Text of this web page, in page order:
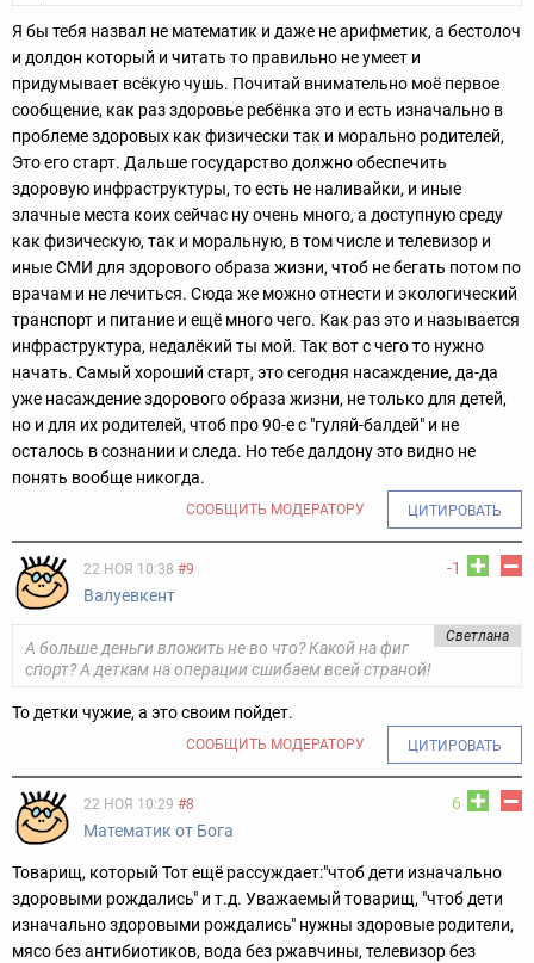
Я бы тебя назвал не математик и даже не арифметик, а бестолоч
и долдон который и читать то правильно не умеет и
придумывает всёкую чушь. Почитай внимательно моё первое
сообщение, как раз здоровье ребёнка это и есть изначально в
проблеме здоровых как физически так и морально родителей,
Это его старт. Дальше государство должно обеспечить
здоровую инфраструктуры, то есть не наливайки, и иные
злачные места коих сейчас ну очень много, а доступную среду
как физическую, так и моральную, в том числе и телевизор и
иные СМИ для здорового образа жизни, чтоб не бегать потом по
врачам и не лечиться. Сюда же можно отнести и экологический
транспорт и питание и ещё много чего. Как раз это и называется
инфраструктура, недалёкий ты мой. Так вот с чего то нужно
начать. Самый хороший старт, это сегодня насаждение, да-да
уже насаждение здорового образа жизни, не только для детей,
но и для их родителей, чтоб про 90-е с "гуляй-балдей" и не
осталось в сознании и следа. Но тебе далдону это видно не
понять вообще никогда.
СООБЩИТЬ МОДЕРАТОРУ ЦИТИРОВАТЬ
-1
22 НОЯ 10:38 #9
Валуевкент
Светлана
А больше деньги вложить не во что? Какой на фиг
спорт? А деткам на операции сшибаем всей страной!
То детки чужие, а это своим пойдет.
СООБЩИТЬ МОДЕРАТОРУ ЦИТИРОВАТЬ
6
22 НОЯ 10:29 #8
Математик от Бога
Товарищ, который Тот ещё рассуждает:"чтоб дети изначально
здоровыми рождались" и т.д. Уважаемый товарищ, "чтоб дети
изначально здоровыми рождались" нужны здоровые родители,
мясо без антибиотиков, вода без ржавчины, телевизор без